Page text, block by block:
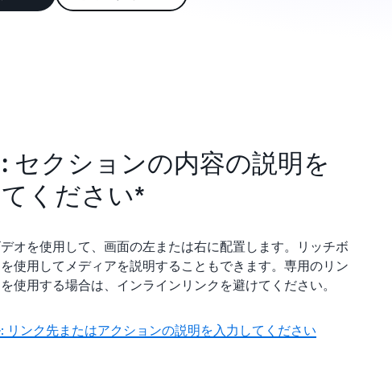
セクションの内容の説明を
ください*
オを使用して、画面の左または右に配置します。リッチボ
使用してメディアを説明することもできます。専用のリン
使用する場合は、インラインリンクを避けてください。
リンク先またはアクションの説明を入力してください